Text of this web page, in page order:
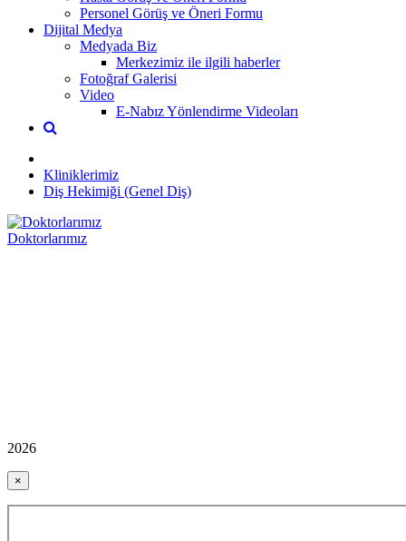
Personel Görüş ve Öneri Formu
Dijital Medya
Medyada Biz
Merkezimiz ile ilgili haberler
Fotoğraf Galerisi
Video
E-Nabız Yönlendirme Videoları
Kliniklerimiz
Diş Hekimiği (Genel Diş)
Doktorlarımız
2026
×